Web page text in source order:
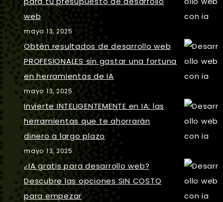
web
mayo 13, 2025
Obtén resultados de desarrollo web
PROFESIONALES sin gastar una fortuna
en herramientas de IA
mayo 13, 2025
Invierte INTELIGENTEMENTE en IA: las
herramientas que te ahorrarán
dinero a largo plazo
mayo 13, 2025
¿IA gratis para desarrollo web?
Descubre las opciones SIN COSTO
para empezar